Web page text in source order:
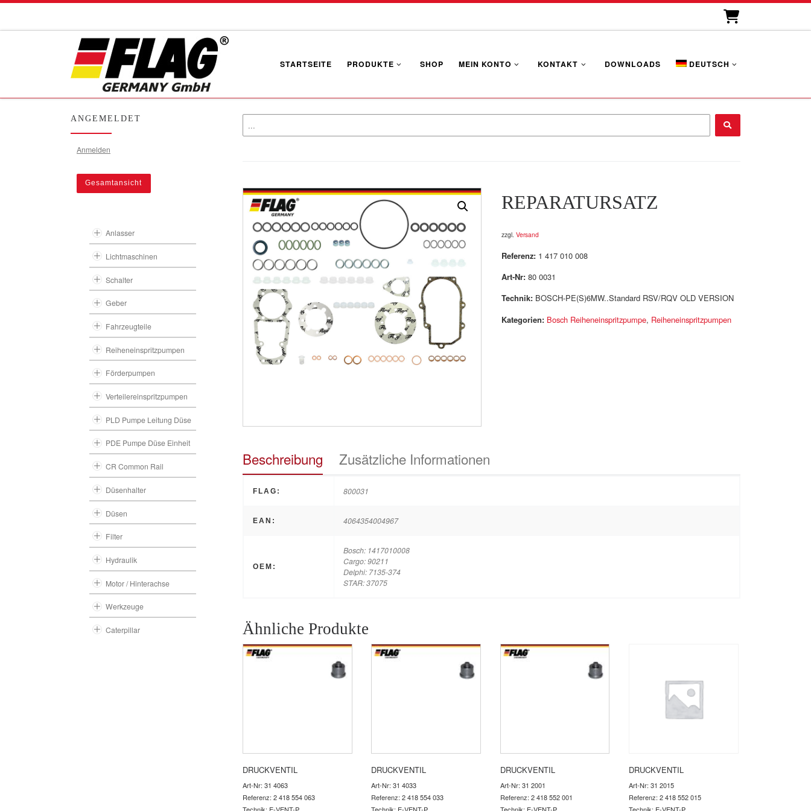
STARTSEITE PRODUKTE SHOP MEIN KONTO KONTAKT DOWNLOADS DEUTSCH
REPARATURSATZ
zzgl. Versand
Referenz: 1 417 010 008
Art-Nr: 80 0031
Technik: BOSCH-PE(S)6MW..Standard RSV/RQV OLD VERSION
Kategorien: Bosch Reiheneinspritzpumpe, Reiheneinspritzpumpen
Beschreibung Zusätzliche Informationen
FLAG: 800031
EAN: 4064354004967
OEM:
Bosch: 1417010008
Cargo: 90211
Delphi: 7135-374
STAR: 37075
Ähnliche Produkte
DRUCKVENTIL
Art-Nr: 31 4063
Referenz: 2 418 554 063
Technik: E-VENT-P
DRUCKVENTIL
Art-Nr: 31 4033
Referenz: 2 418 554 033
Technik: E-VENT-P
DRUCKVENTIL
Art-Nr: 31 2001
Referenz: 2 418 552 001
Technik: E-VENT-P
DRUCKVENTIL
Art-Nr: 31 2015
Referenz: 2 418 552 015
Technik: E-VENT-P
ANGEMELDET
Anmelden
Gesamtansicht
Anlasser
Lichtmaschinen
Schalter
Geber
Fahrzeugteile
Reiheneinspritzpumpen
Förderpumpen
Verteilereinspritzpumpen
PLD Pumpe Leitung Düse
PDE Pumpe Düse Einheit
CR Common Rail
Düsenhalter
Düsen
Filter
Hydraulik
Motor / Hinterachse
Werkzeuge
Caterpillar